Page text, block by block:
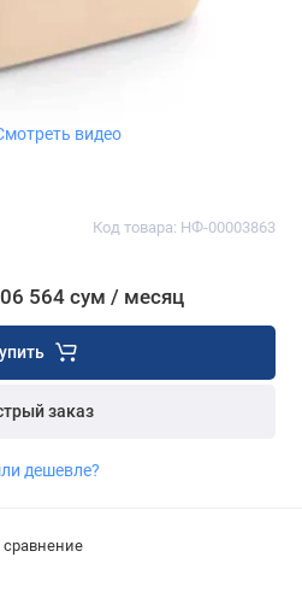
видео
Код товара: НФ-00003863
564 сум / месяц
заказ
дешевле?
сравнение